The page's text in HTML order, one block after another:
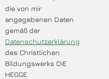
die von mir
angegebenen Daten
gemäß der
Datenschutzerklärung
des Christlichen
Bildungswerks DIE
HEGGE